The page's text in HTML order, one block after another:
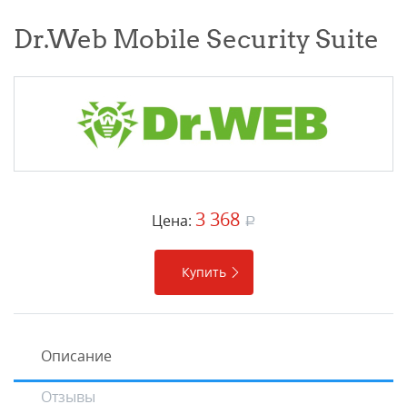
Dr.Web Mobile Security Suite
Цена: 3 368 a
Купить
Описание
Отзывы